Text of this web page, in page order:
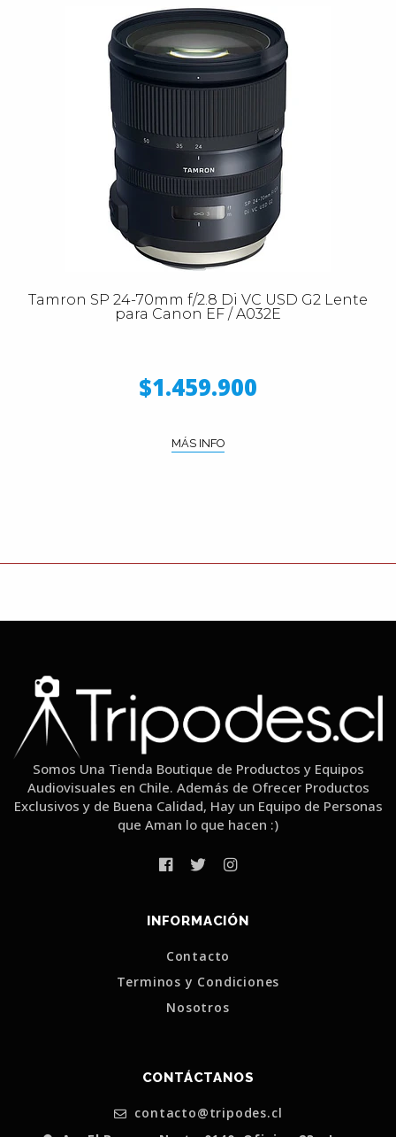
Tamron SP 24-70mm f/2.8 Di VC USD G2 Lente
para Canon EF / A032E
$1.459.900
MÁS INFO
Somos Una Tienda Boutique de Productos y Equipos
Audiovisuales en Chile. Además de Ofrecer Productos
Exclusivos y de Buena Calidad, Hay un Equipo de Personas
que Aman lo que hacen :)
INFORMACIÓN
Contacto
Terminos y Condiciones
Nosotros
CONTÁCTANOS
contacto@tripodes.cl